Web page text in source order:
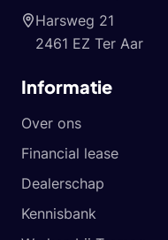
Harsweg 21
2461 EZ Ter Aar
Informatie
Over ons
Financial lease
Dealerschap
Kennisbank